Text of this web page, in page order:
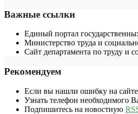
Важные ссылки
Единый портал
Министерство труда и
Сайт департамента по труду и
Рекомендуем
Если вы нашли ошибку на сайте
Узнать телефон необходимого
Подпишитесь на новостную